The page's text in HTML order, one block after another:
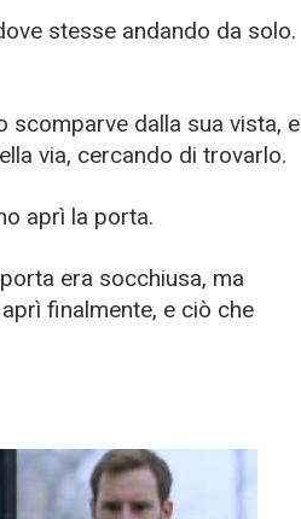
stesse andando da solo.
scomparve dalla sua vista, e
via, cercando di trovarlo.
aprì la porta.
era socchiusa, ma
finalmente, e ciò che